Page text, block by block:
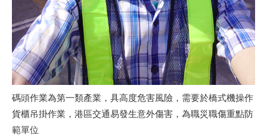
碼頭作業為第一類產業，具高度危害風險，需要於橋式機操作
貨櫃吊掛作業，港區交通易發生意外傷害，為職災職傷重點防
範單位